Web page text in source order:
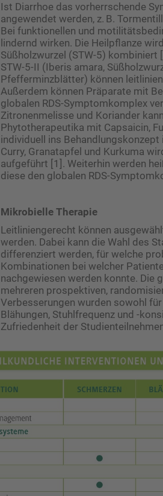
Ist Diarrhoe das vorherrschende
angewendet werden, z. B.
Bei funktionellen und
lindernd wirken. Die Heilpflanze
Süßholzwurzel (STW-5) kombiniert
STW-5-II (Iberis amara,
Pfefferminzblätter) können
Außerdem können Präparate mit
globalen RDS-Symptomkomplex
Zitronenmelisse und Koriander
Phytotherapeutika mit Capsaicin,
individuell ins
Curry, Granatapfel und Kurkuma
aufgeführt [1]. Weiterhin werden
diese den globalen RDS-
Mikrobielle Therapie
Leitliniengerecht können
werden. Dabei kann die Wahl des
differenziert werden, für welche
Kombinationen bei welcher
nachgewiesen werden konnte. Die
mehreren prospektiven,
Verbesserungen wurden sowohl
Blähungen, Stuhlfrequenz und -
Zufriedenheit der